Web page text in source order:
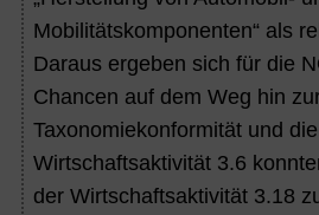
Mobilitätskomponenten“ als
Daraus ergeben sich für die
Chancen auf dem Weg hin
Taxonomiekonformität und
Wirtschaftsaktivität 3.6
der Wirtschaftsaktivität 3.18